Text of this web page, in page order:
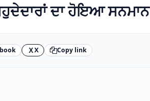
ਦਾ ਹੋਇਆ ਸਨਮਾਨ
X X Copy link